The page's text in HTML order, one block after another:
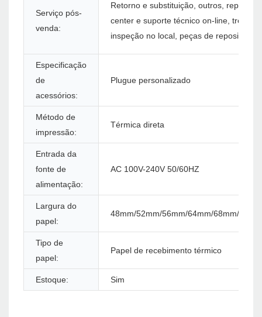
Serviço pós-
venda:
Retorno e substituição, outros, reparo,
center e suporte técnico on-line,
inspeção no local, peças de reposição
Especificação
de
acessórios:
Plugue personalizado
Método de
impressão:
Térmica direta
Entrada da
fonte de
alimentação:
AC 100V-240V 50/60HZ
Largura do
papel:
48mm/52mm/56mm/64mm/68mm/
Tipo de
papel:
Papel de recebimento térmico
Estoque: Sim